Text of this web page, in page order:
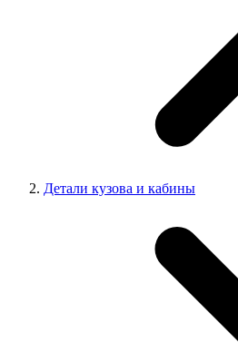
Детали кузова и кабины